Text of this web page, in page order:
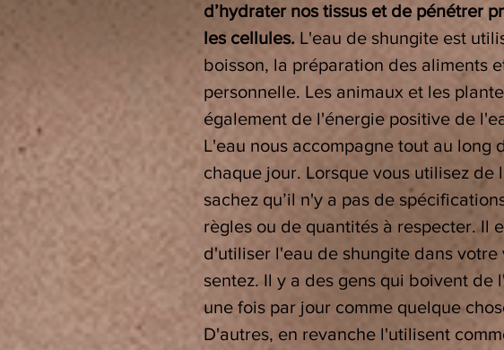
d’hydrater nos tissus et de pénétrer
les cellules. L'eau de shungite est
boisson, la préparation des aliments
personnelle. Les animaux et les
également de l'énergie positive de
L'eau nous accompagne tout au long
chaque jour. Lorsque vous utilisez de
sachez qu’il n'y a pas de
règles ou de quantités à respecter. Il
d'utiliser l'eau de shungite dans votre
sentez. Il y a des gens qui boivent de
une fois par jour comme quelque
D'autres, en revanche l'utilisent